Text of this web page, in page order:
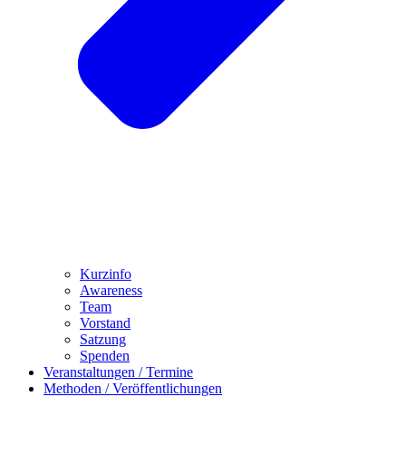
Kurzinfo
Awareness
Team
Vorstand
Satzung
Spenden
Veranstaltungen / Termine
Methoden / Veröffentlichungen